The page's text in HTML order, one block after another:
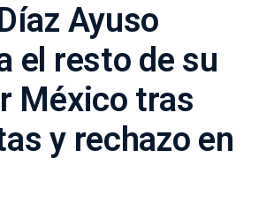
Ayuso
el resto de su
México tras
y rechazo en